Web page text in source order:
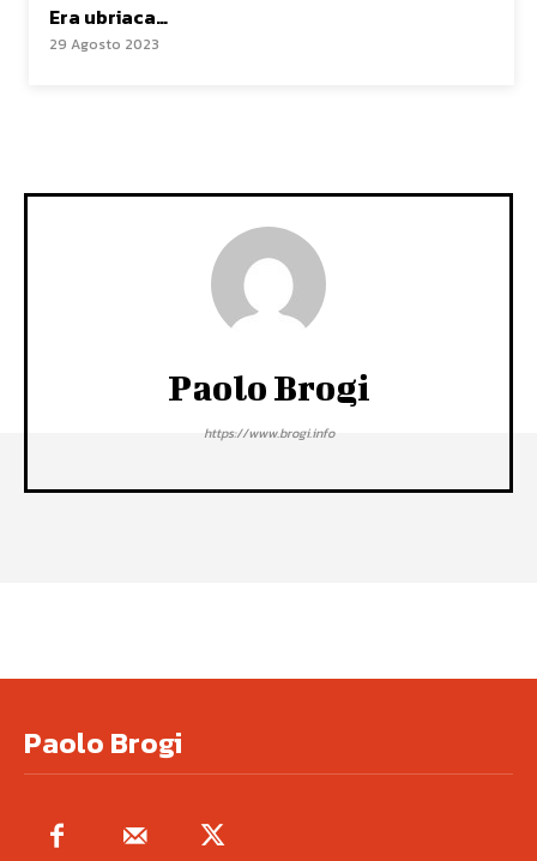
Era ubriaca…
29 Agosto 2023
Paolo Brogi
https://www.brogi.info
Paolo Brogi